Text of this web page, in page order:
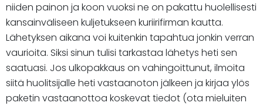
niiden painon ja koon vuoksi ne on pakattu huolellisesti
kansainväliseen kuljetukseen kuriirifirman kautta.
Lähetyksen aikana voi kuitenkin tapahtua jonkin verran
vaurioita. Siksi sinun tulisi tarkastaa lähetys heti sen
saatuasi. Jos ulkopakkaus on vahingoittunut, ilmoita
siitä huolitsijalle heti vastaanoton jälkeen ja kirjaa ylös
paketin vastaanottoa koskevat tiedot (ota mieluiten